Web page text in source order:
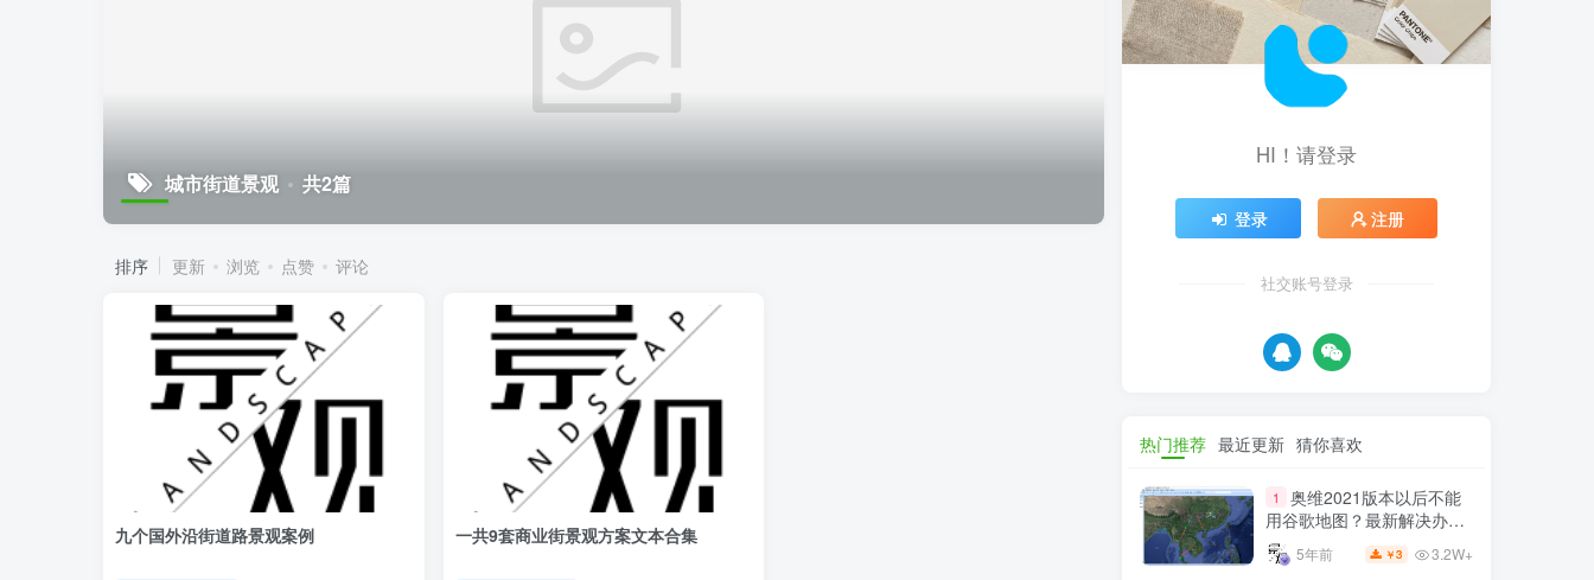
城市街道景观 共2篇
排序 更新 浏览 点赞 评论
九个国外沿街道路景观案例 一共9套商业街景观方案文本合集
HI！请登录
登录 注册
社交账号登录
热门推荐 最近更新 猜你喜欢
1
奥维2021版本以后不能
用谷歌地图？最新解决办法
苹果安卓电脑
5年前 ￥3 3.2W+